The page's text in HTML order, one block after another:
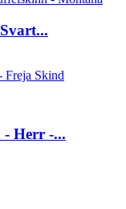
- Herr -...